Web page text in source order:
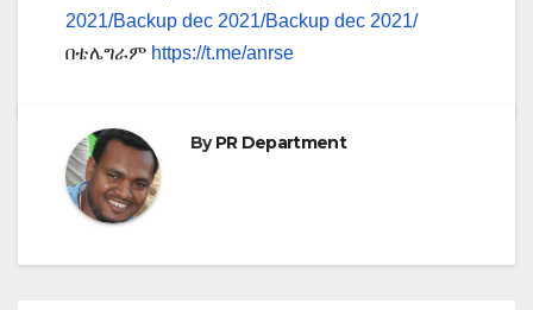
2021/Backup dec 2021/Backup dec 2021/
በቴሌግራም https://t.me/anrse
ByPR Department